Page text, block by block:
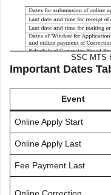
SSC MTS
Important Dates
Event
Online Apply Start
Online Apply Last
Fee Payment Last
Online Correction